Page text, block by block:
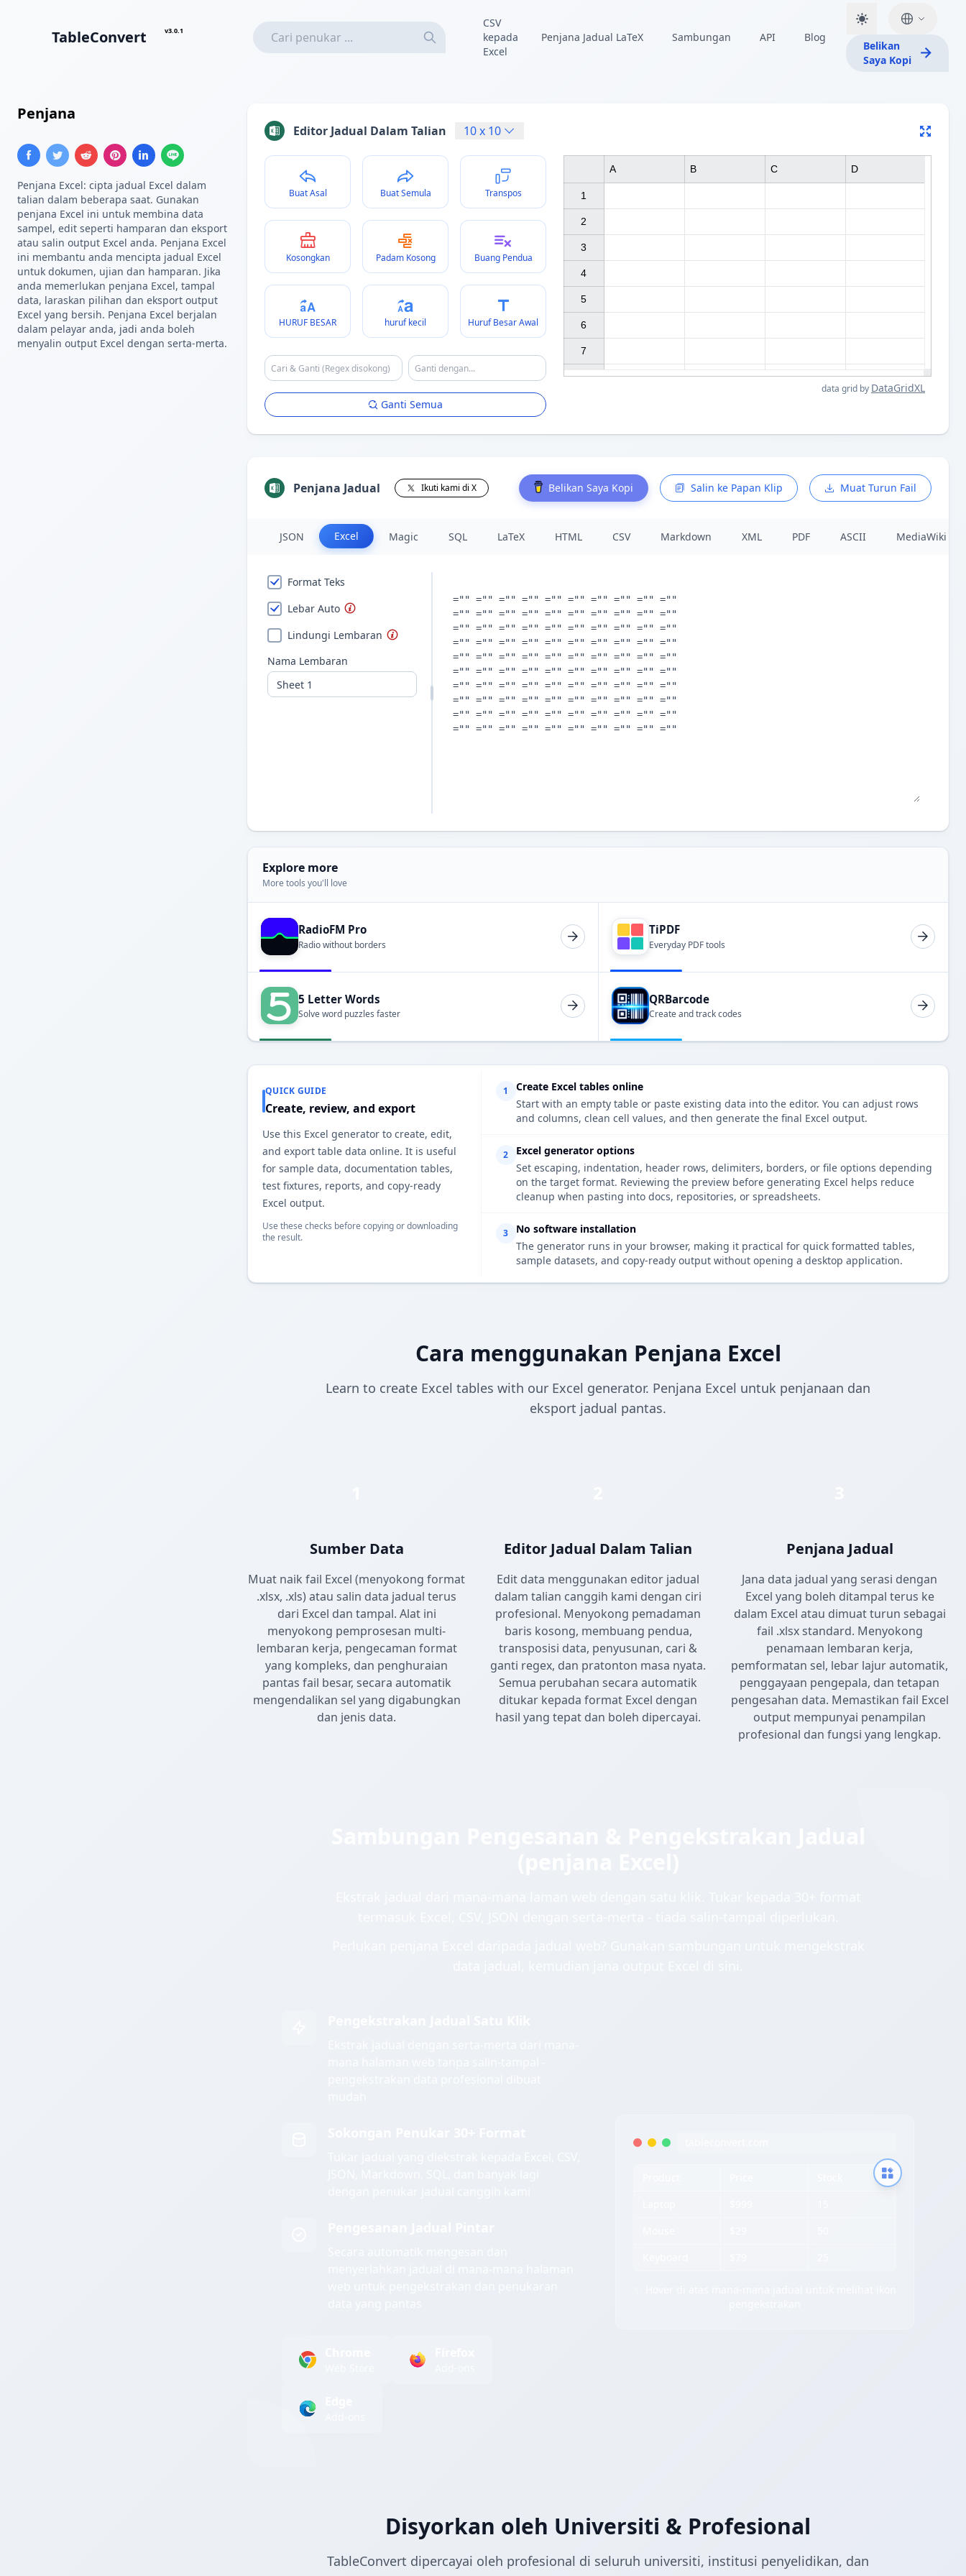
TableConvert v3.0.1
CSV
kepada
Excel
Penjana Jadual LaTeX Sambungan API Blog
Belikan
Saya Kopi
Penjana
Penjana Excel: cipta jadual Excel dalam
talian dalam beberapa saat. Gunakan
penjana Excel ini untuk membina data
sampel, edit seperti hamparan dan eksport
atau salin output Excel anda. Penjana Excel
ini membantu anda mencipta jadual Excel
untuk dokumen, ujian dan hamparan. Jika
anda memerlukan penjana Excel, tampal
data, laraskan pilihan dan eksport output
Excel yang bersih. Penjana Excel berjalan
dalam pelayar anda, jadi anda boleh
menyalin output Excel dengan serta-merta.
Editor Jadual Dalam Talian 10x 10
Buat Asal Buat Semula Transpos
Kosongkan Padam Kosong Buang Pendua
HURUF BESAR huruf kecil Huruf Besar Awal
Ganti Semua
1
2
3
4
5
6
7
A B C D
data grid by DataGridXL
Penjana Jadual Ikuti kami di X Belikan Saya Kopi Salin ke Papan Klip Muat Turun Fail
JSON Excel Magic SQL LaTeX HTML CSV Markdown XML PDF ASCII MediaWiki
Format Teks
Lebar Auto
Lindungi Lembaran
Nama Lembaran
Explore more
More tools you'll love
RadioFM Pro
Radio without borders
TiPDF
Everyday PDF tools
5 Letter Words
Solve word puzzles faster
QRBarcode
Create and track codes
QUICK GUIDE
Create, review, and export
Use this Excel generator to create, edit,
and export table data online. It is useful
for sample data, documentation tables,
test fixtures, reports, and copy-ready
Excel output.
Use these checks before copying or downloading
the result.
1
Create Excel tables online
Start with an empty table or paste existing data into the editor. You can adjust rows
and columns, clean cell values, and then generate the final Excel output.
2
Excel generator options
Set escaping, indentation, header rows, delimiters, borders, or file options depending
on the target format. Reviewing the preview before generating Excel helps reduce
cleanup when pasting into docs, repositories, or spreadsheets.
3
No software installation
The generator runs in your browser, making it practical for quick formatted tables,
sample datasets, and copy-ready output without opening a desktop application.
Cara menggunakan Penjana Excel
Learn to create Excel tables with our Excel generator. Penjana Excel untuk penjanaan dan
eksport jadual pantas.
Sumber Data
Muat naik fail Excel (menyokong format
.xlsx, .xls) atau salin data jadual terus
dari Excel dan tampal. Alat ini
menyokong pemprosesan multi-
lembaran kerja, pengecaman format
yang kompleks, dan penghuraian
pantas fail besar, secara automatik
mengendalikan sel yang digabungkan
dan jenis data.
Editor Jadual Dalam Talian
Edit data menggunakan editor jadual
dalam talian canggih kami dengan ciri
profesional. Menyokong pemadaman
baris kosong, membuang pendua,
transposisi data, penyusunan, cari &
ganti regex, dan pratonton masa nyata.
Semua perubahan secara automatik
ditukar kepada format Excel dengan
hasil yang tepat dan boleh dipercayai.
Penjana Jadual
Jana data jadual yang serasi dengan
Excel yang boleh ditampal terus ke
dalam Excel atau dimuat turun sebagai
fail .xlsx standard. Menyokong
penamaan lembaran kerja,
pemformatan sel, lebar lajur automatik,
penggayaan pengepala, dan tetapan
pengesahan data. Memastikan fail Excel
output mempunyai penampilan
profesional dan fungsi yang lengkap.
Disyorkan oleh Universiti & Profesional
TableConvert dipercayai oleh profesional di seluruh universiti, institusi penyelidikan, dan